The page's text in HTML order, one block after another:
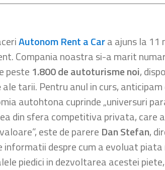
Autonom Rent a Cara ajuns la 11
Compania noastra si-a marit
peste 1.800 de autoturisme noi,
ale tarii. Pentru anul in curs,
autohtona cuprinde „universuri
din sfera competitiva privata, care
este de parere Dan Stefan,
informatii despre cum a evoluat
piedici in dezvoltarea acestei